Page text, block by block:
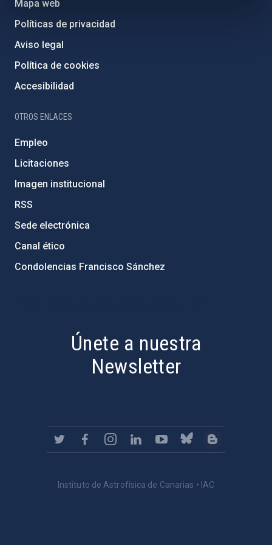
Mapa web
Políticas de privacidad
Aviso legal
Política de cookies
Accesibilidad
OTROS ENLACES
Empleo
Licitaciones
Imagen institucional
RSS
Sede electrónica
Canal ético
Condolencias Francisco Sánchez
Únete a nuestra
Newsletter
Instituto de Astrofísica de Canarias • IAC